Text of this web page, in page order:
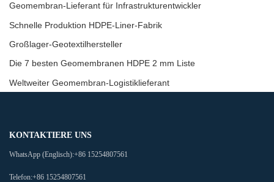
Geomembran-Lieferant für Infrastrukturentwickler
Schnelle Produktion HDPE-Liner-Fabrik
Großlager-Geotextilhersteller
Die 7 besten Geomembranen HDPE 2 mm Liste
Weltweiter Geomembran-Logistiklieferant
KONTAKTIERE UNS
WhatsApp (Englisch):+86 15254807561
Telefon:+86 15254807561